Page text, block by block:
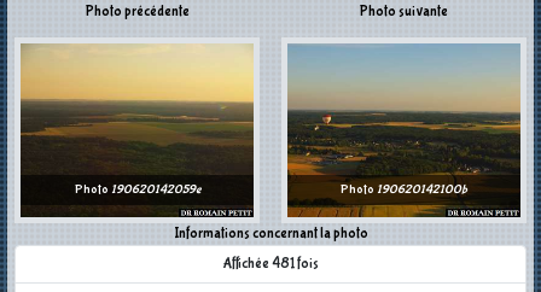
Photo précédente
Photo 190620142059e
Informations concernant la photo
Affichée 481 fois
Photo suivante
Photo 190620142100b